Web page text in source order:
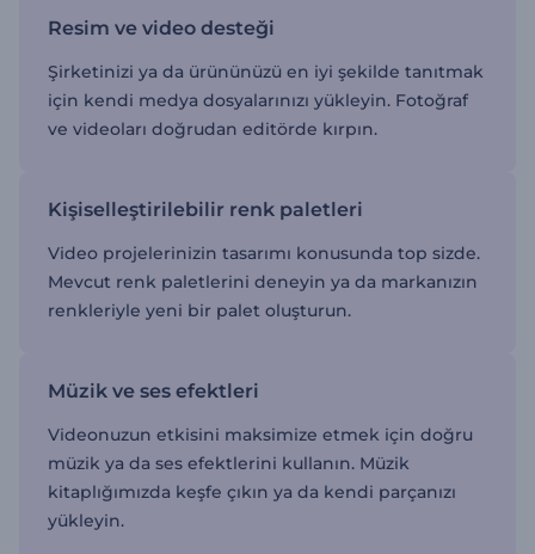
Resim ve video desteği
Şirketinizi ya da ürününüzü en iyi şekilde tanıtmak
için kendi medya dosyalarınızı yükleyin. Fotoğraf
ve videoları doğrudan editörde kırpın.
Kişiselleştirilebilir renk paletleri
Video projelerinizin tasarımı konusunda top sizde.
Mevcut renk paletlerini deneyin ya da markanızın
renkleriyle yeni bir palet oluşturun.
Müzik ve ses efektleri
Videonuzun etkisini maksimize etmek için doğru
müzik ya da ses efektlerini kullanın. Müzik
kitaplığımızda keşfe çıkın ya da kendi parçanızı
yükleyin.